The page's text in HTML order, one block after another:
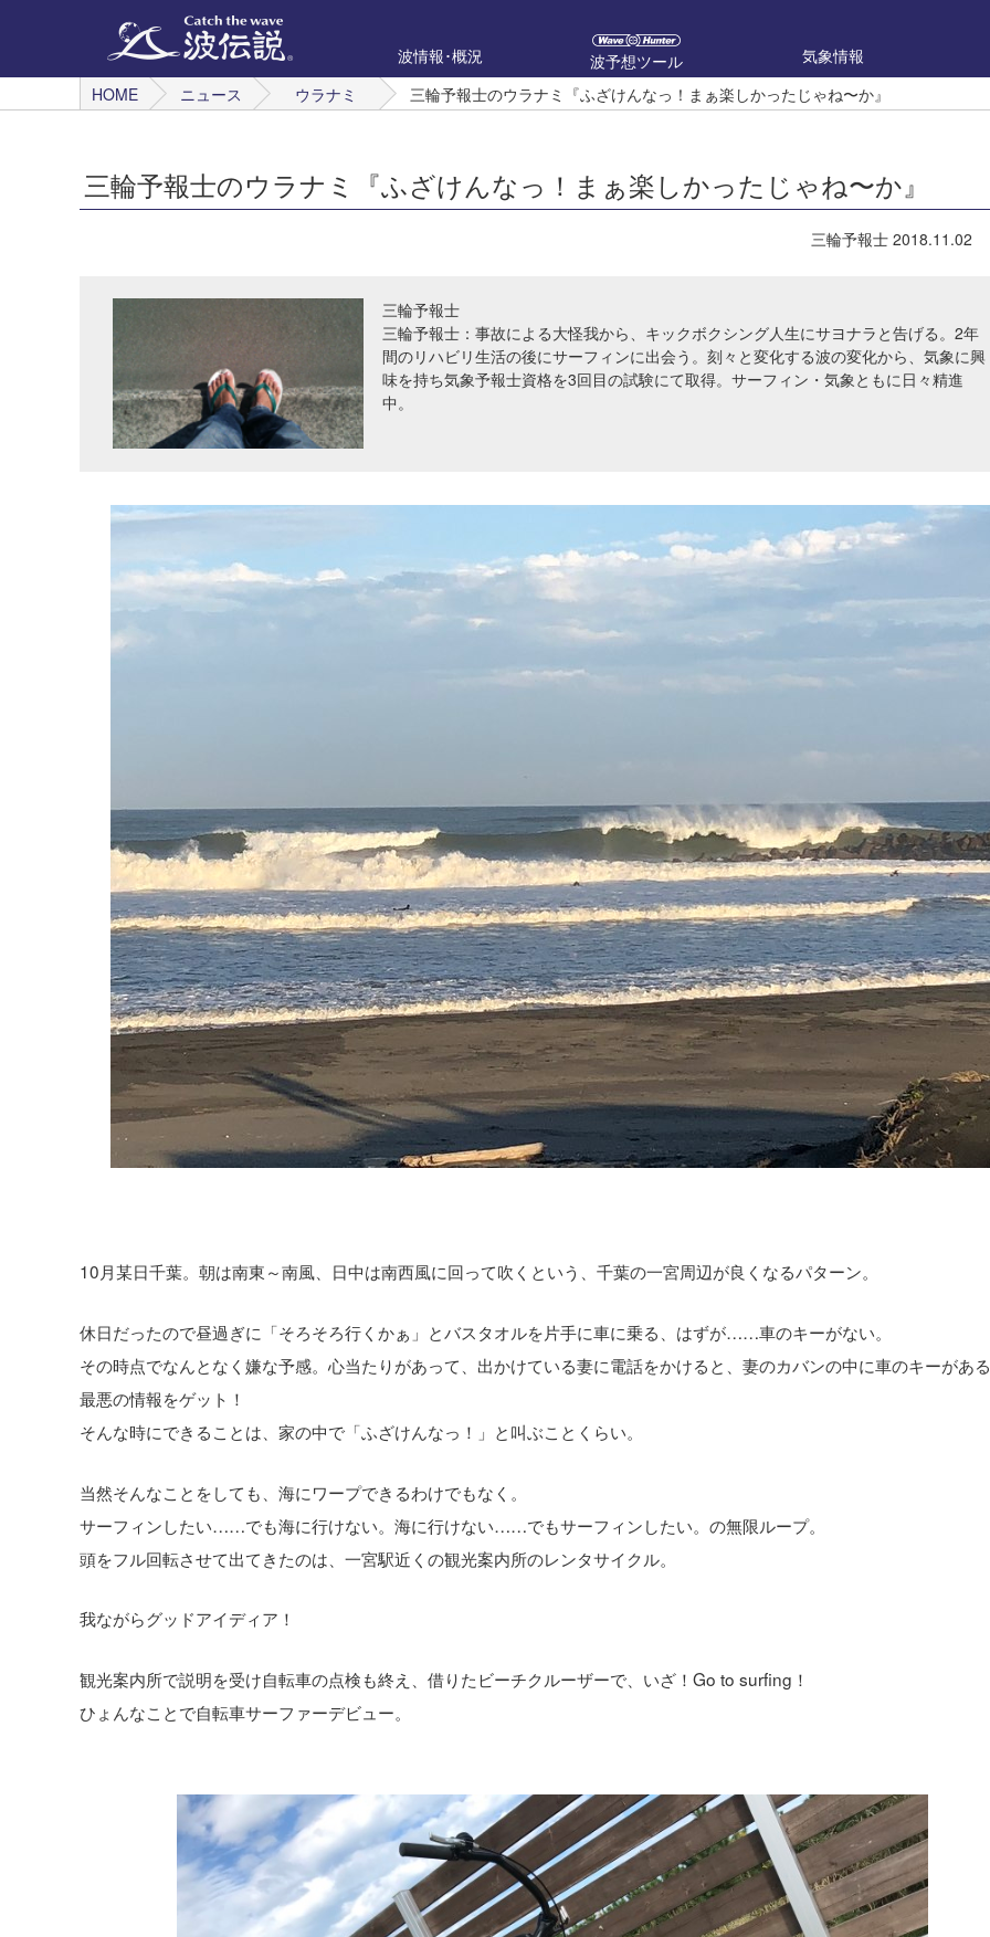
波情報･概況 波予想ツール
気象情報
HOME
ニュース ウラナミ 三輪予報士のウラナミ『ふざけんなっ！まぁ楽しかったじゃね〜か』
三輪予報士のウラナミ『ふざけんなっ！まぁ楽しかったじゃね〜か』
三輪予報士 2018.11.02
三輪予報士
三輪予報士：事故による大怪我から、キックボクシング人生にサヨナラと告げる。2年
間のリハビリ生活の後にサーフィンに出会う。刻々と変化する波の変化から、気象に興
味を持ち気象予報士資格を3回目の試験にて取得。サーフィン・気象ともに日々精進
中。
10月某日千葉。朝は南東～南風、日中は南西風に回って吹くという、千葉の一宮周辺が良くなるパターン。
休日だったので昼過ぎに「そろそろ行くかぁ」とバスタオルを片手に車に乗る、はずが……車のキーがない。
その時点でなんとなく嫌な予感。心当たりがあって、出かけている妻に電話をかけると、妻のカバンの中に車のキーがあ
最悪の情報をゲット！
そんな時にできることは、家の中で「ふざけんなっ！」と叫ぶことくらい。
当然そんなことをしても、海にワープできるわけでもなく。
サーフィンしたい……でも海に行けない。海に行けない……でもサーフィンしたい。の無限ループ。
頭をフル回転させて出てきたのは、一宮駅近くの観光案内所のレンタサイクル。
我ながらグッドアイディア！
観光案内所で説明を受け自転車の点検も終え、借りたビーチクルーザーで、いざ！Go to surfing！
ひょんなことで自転車サーファーデビュー。